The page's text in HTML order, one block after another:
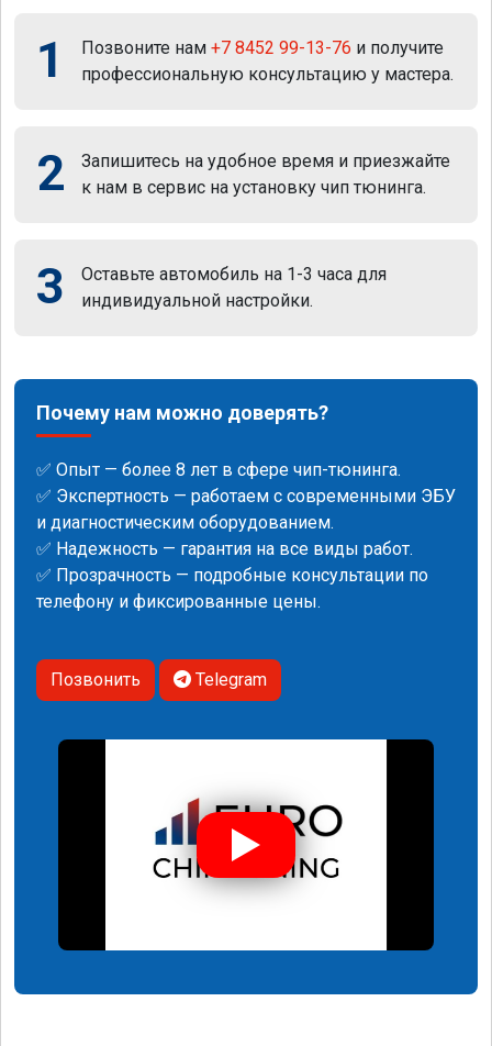
1 Позвоните нам +7 8452 99-13-76 и получите
профессиональную консультацию у мастера.
2
Запишитесь на удобное время и приезжайте
к нам в сервис на установку чип тюнинга.
3
Оставьте автомобиль на 1-3 часа для
индивидуальной настройки.
Почему нам можно доверять?
✅ Опыт — более 8 лет в сфере чип-тюнинга.
✅ Экспертность — работаем с современными ЭБУ
и диагностическим оборудованием.
✅ Надежность — гарантия на все виды работ.
✅ Прозрачность — подробные консультации по
телефону и фиксированные цены.
Позвонить Telegram